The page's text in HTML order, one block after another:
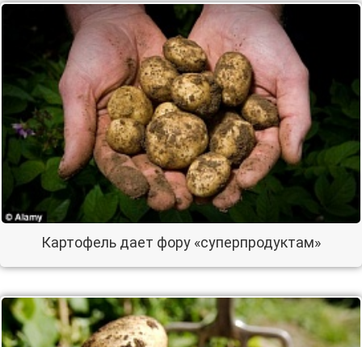
Картофель дает фору «суперпродуктам»